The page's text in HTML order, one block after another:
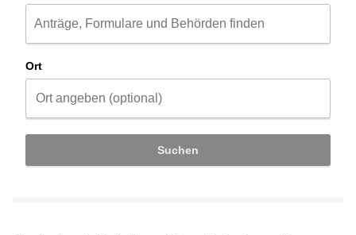
Ort
Suchen